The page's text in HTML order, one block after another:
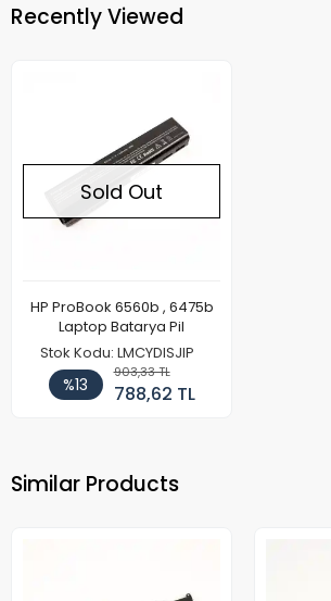
Recently Viewed
Sold Out
HP ProBook 6560b , 6475b
Laptop Batarya Pil
Stok Kodu: LMCYDISJIP
%13
903,33 TL
788,62 TL
Similar Products